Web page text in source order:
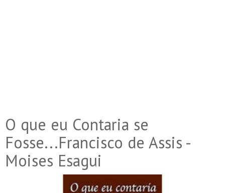
O que eu Contaria se
Fosse...Francisco de Assis -
Moises Esagui